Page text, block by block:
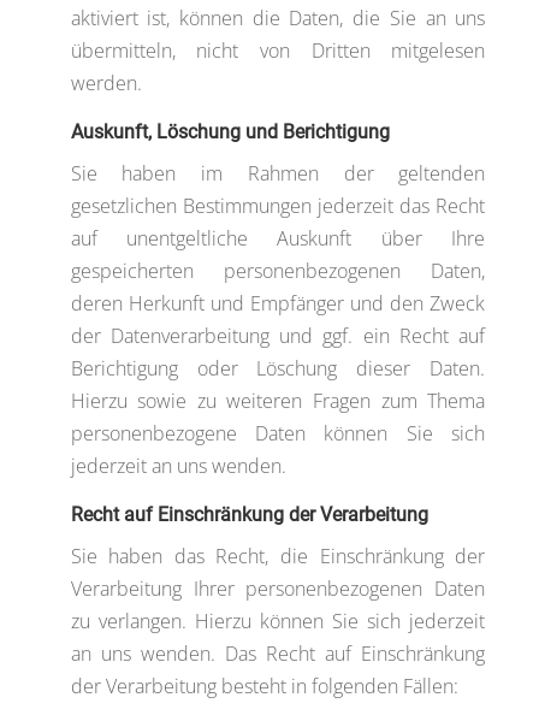
aktiviert ist, können die Daten, die Sie an uns
übermitteln, nicht von Dritten mitgelesen
werden.
Auskunft, Löschung und Berichtigung
Sie haben im Rahmen der geltenden
gesetzlichen Bestimmungen jederzeit das Recht
auf unentgeltliche Auskunft über Ihre
gespeicherten personenbezogenen Daten,
deren Herkunft und Empfänger und den Zweck
der Datenverarbeitung und ggf. ein Recht auf
Berichtigung oder Löschung dieser Daten.
Hierzu sowie zu weiteren Fragen zum Thema
personenbezogene Daten können Sie sich
jederzeit an uns wenden.
Recht auf Einschränkung der Verarbeitung
Sie haben das Recht, die Einschränkung der
Verarbeitung Ihrer personenbezogenen Daten
zu verlangen. Hierzu können Sie sich jederzeit
an uns wenden. Das Recht auf Einschränkung
der Verarbeitung besteht in folgenden Fällen: